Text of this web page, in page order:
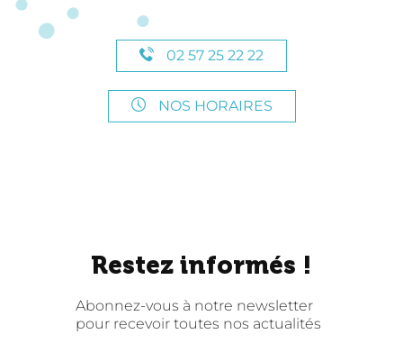
02 57 25 22 22
NOS HORAIRES
Restez informés !
Abonnez-vous à notre newsletter
pour recevoir toutes nos actualités